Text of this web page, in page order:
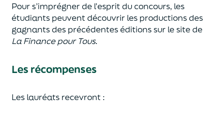
Pour s’imprégner de l’esprit du concours, les
étudiants peuvent découvrir les productions des
gagnants des précédentes éditions sur le site de
La Finance pour Tous.
Les récompenses
Les lauréats recevront :